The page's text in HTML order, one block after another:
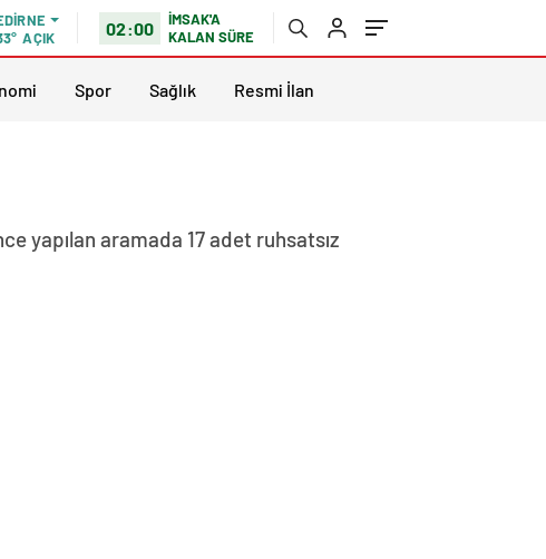
AÇIK 02:00
İMSAK'A
KALAN SÜRE
Spor Sağlık Resmi İlan
yapılan aramada 17 adet ruhsatsız